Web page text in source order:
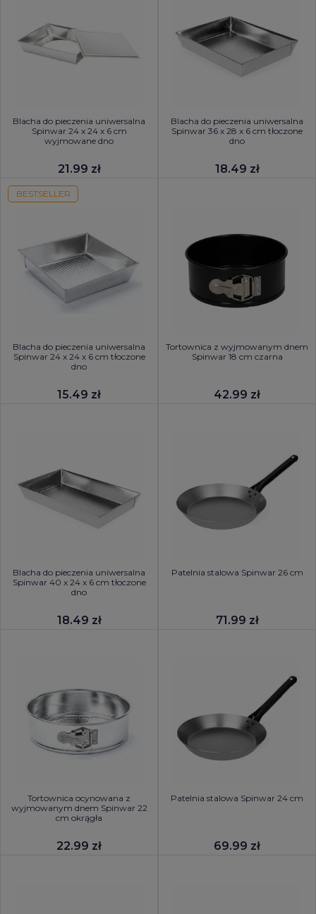
Blacha do pieczenia uniwersalna
Spinwar 24 x 24 x 6 cm
wyjmowane dno
21.99 zł
Blacha do pieczenia uniwersalna
Spinwar 36 x 28 x 6 cm tłoczone
dno
18.49 zł
BESTSELLER
Blacha do pieczenia uniwersalna
Spinwar 24 x 24 x 6 cm tłoczone
dno
15.49 zł
Tortownica z wyjmowanym dnem
Spinwar 18 cm czarna
42.99 zł
Blacha do pieczenia uniwersalna
Spinwar 40 x 24 x 6 cm tłoczone
dno
18.49 zł
Patelnia stalowa Spinwar 26 cm
71.99 zł
Tortownica ocynowana z
wyjmowanym dnem Spinwar 22
cm okrągła
22.99 zł
Patelnia stalowa Spinwar 24 cm
69.99 zł